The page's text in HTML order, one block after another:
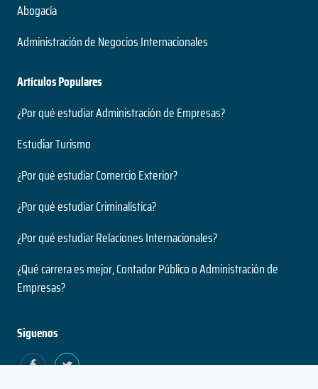
Abogacía
Administración de Negocios Internacionales
Artículos Populares
¿Por qué estudiar Administración de Empresas?
Estudiar Turismo
¿Por qué estudiar Comercio Exterior?
¿Por qué estudiar Criminalística?
¿Por qué estudiar Relaciones Internacionales?
¿Qué carrera es mejor, Contador Público o Administración de
Empresas?
Siguenos